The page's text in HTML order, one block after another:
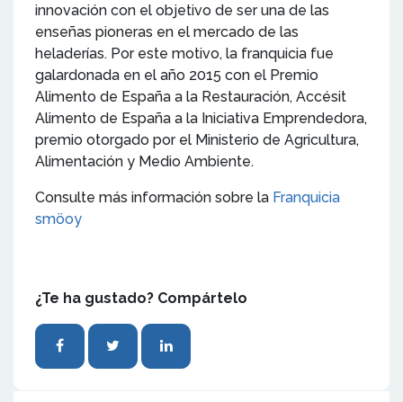
innovación con el objetivo de ser una de las
enseñas pioneras en el mercado de las
heladerías. Por este motivo, la franquicia fue
galardonada en el año 2015 con el Premio
Alimento de España a la Restauración, Accésit
Alimento de España a la Iniciativa Emprendedora,
premio otorgado por el Ministerio de Agricultura,
Alimentación y Medio Ambiente.
Consulte más información sobre la Franquicia
smöoy
¿Te ha gustado? Compártelo